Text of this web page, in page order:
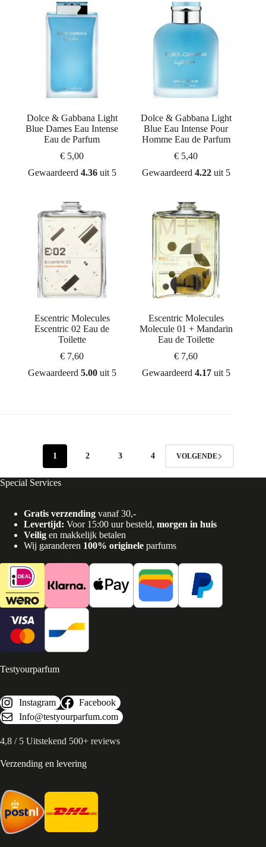
Dolce & Gabbana Light
Blue Dames Eau Intense
Eau de Parfum
€ 5,00
Gewaardeerd 4.36uit 5
Dolce & Gabbana Light
Blue Eau Intense Pour
Homme Eau de Parfum
€ 5,40
Gewaardeerd 4.22uit 5
Escentric Molecules
Escentric 02 Eau de
Toilette
€ 7,60
Gewaardeerd 5.00uit 5
Escentric Molecules
Molecule 01 + Mandarin
Eau de Toilette
€ 7,60
Gewaardeerd 4.17uit 5
1 2 3 4 VOLGENDE
Special Services
Gratis verzending vanaf 30,-
Levertijd: Voor 15:00 uur besteld, morgen in huis
Veilig en makkelijk betalen
Wij garanderen 100% originele parfums
Testyourparfum
Instagram
Facebook
Info@testyourparfum.com
4,8 / 5 Uitstekend 500+ reviews
Verzending en levering